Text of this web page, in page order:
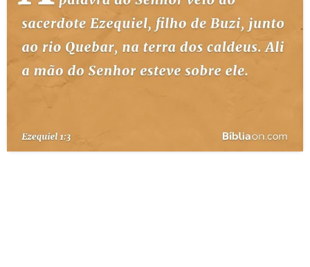
ESBOÇOS DE PREGAÇÃO
TEMAS
PERGUNTE À BÍBLIA
QUEM SOMOS